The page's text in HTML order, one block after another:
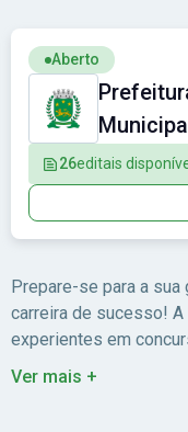
Aberto
26editais
Prepare-se para a sua
carreira de sucesso!
experientes em
para você estudar com
Ver mais +